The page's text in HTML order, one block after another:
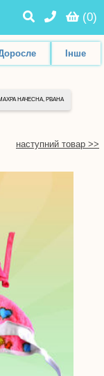
(0)
Інше
НАЧЕСНА, РВАНА
наступний товар >>